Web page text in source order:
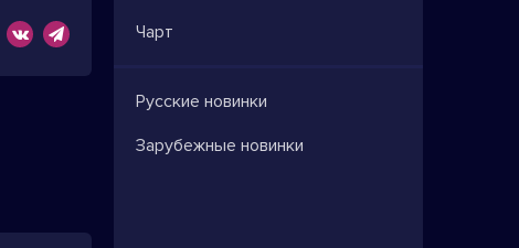
Чарт
Русские новинки
Зарубежные новинки